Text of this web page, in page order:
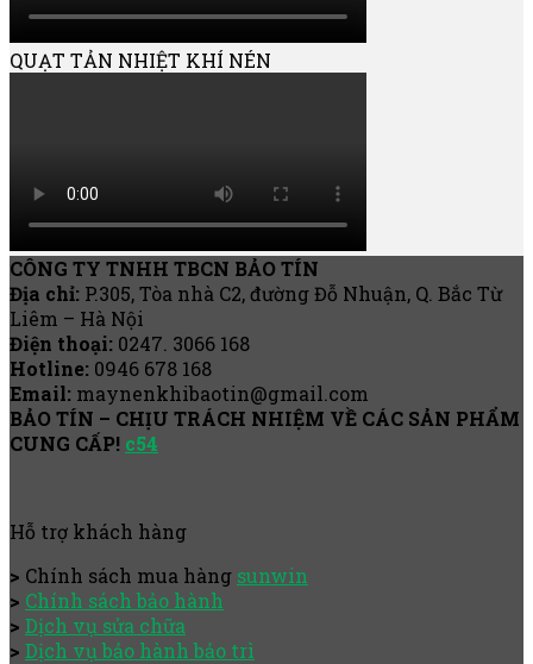
QUẠT TẢN NHIỆT KHÍ NÉN
CÔNG TY TNHH TBCN BẢO TÍN
Địa chỉ: P.305, Tòa nhà C2, đường Đỗ Nhuận, Q. Bắc Từ
Liêm – Hà Nội
Điện thoại: 0247. 3066 168
Hotline: 0946 678 168
Email: maynenkhibaotin@gmail.com
BẢO TÍN – CHỊU TRÁCH NHIỆM VỀ CÁC SẢN PHẨM
CUNG CẤP! c54
Hỗ trợ khách hàng
> Chính sách mua hàng sunwin
> Chính sách bảo hành
> Dịch vụ sửa chữa
> Dịch vụ bảo hành bảo trì